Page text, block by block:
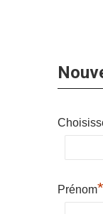
Prénom*